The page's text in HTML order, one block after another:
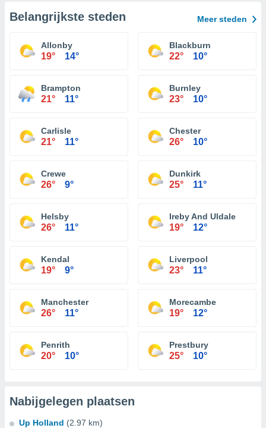
Belangrijkste steden Meer steden
Allonby
19° 14°
Blackburn
22° 10°
Brampton
21° 11°
Burnley
23° 10°
Carlisle
21° 11°
Chester
26° 10°
Crewe
26° 9°
Dunkirk
25° 11°
Helsby
26° 11°
Ireby And Uldale
19° 12°
Kendal
19° 9°
Liverpool
23° 11°
Manchester
26° 11°
Morecambe
19° 12°
Penrith
20° 10°
Prestbury
25° 10°
Nabijgelegen plaatsen
Up Holland (2.97 km)